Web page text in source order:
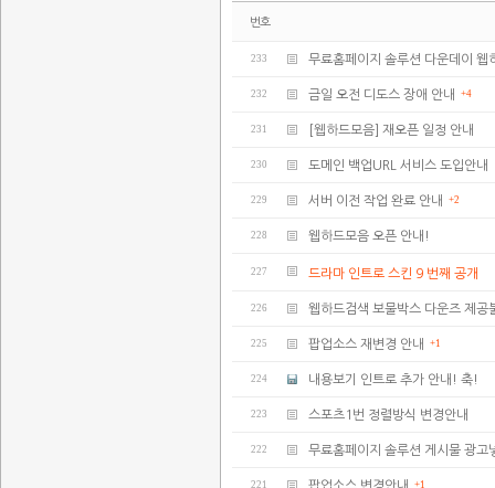
번호
233 무료홈페이지 솔루션 다운데이 웹
232 금일 오전 디도스 장애 안내 +4
231 [웹하드모음] 재오픈 일정 안내
230 도메인 백업URL 서비스 도입안내
229 서버 이전 작업 완료 안내 +2
228 웹하드모음 오픈 안내!
227 드라마 인트로 스킨 9 번째 공개
226 웹하드검색 보물박스 다운즈 제공
225 팝업소스 재변경 안내 +1
224 내용보기 인트로 추가 안내! 축!
223 스포츠1번 정렬방식 변경안내
222 무료홈페이지 솔루션 게시물 광고
221 +1